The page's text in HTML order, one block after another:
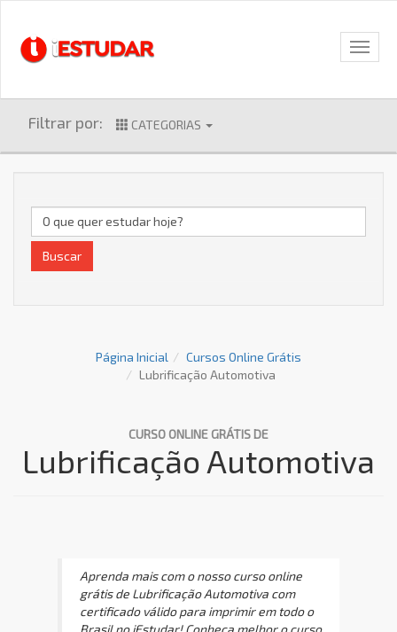
Filtrar por: CATEGORIAS
Buscar
Página Inicial
Cursos Online Grátis
Lubrificação Automotiva
CURSO ONLINE GRÁTIS DE
Lubrificação Automotiva
Aprenda mais com o nosso curso online
grátis de Lubrificação Automotiva com
certificado válido para imprimir em todo o
Brasil no iEstudar! Conheça melhor o curso